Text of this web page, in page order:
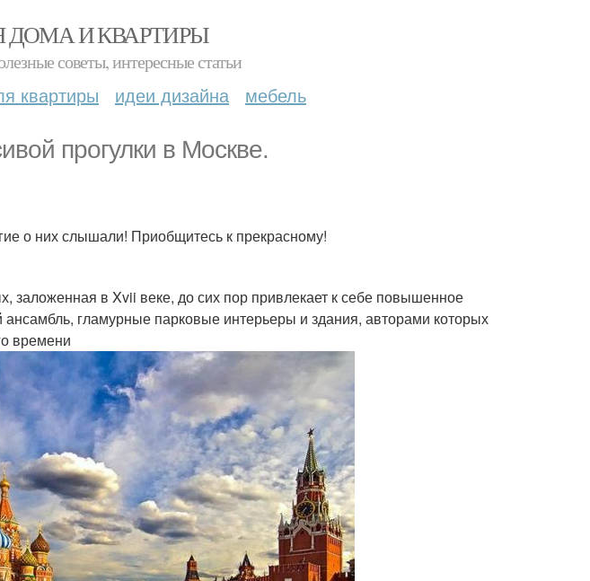
ДОМА И КВАРТИРЫ
советы, интересные статьи
квартиры идеи дизайна мебель
прогулки в Москве.
о них слышали! Приобщитесь к прекрасному!
заложенная в Xvii веке, до сих пор привлекает к себе повышенное
гламурные парковые интерьеры и здания, авторами которых
времени